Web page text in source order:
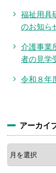
福祉用具
のお知ら
介護事業
者の見学
令和８年
アーカイ
ア
ー
カ